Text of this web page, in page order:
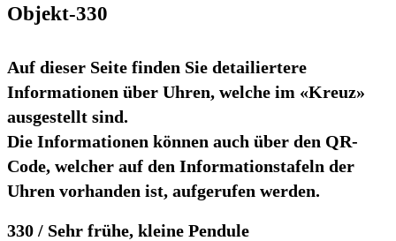
Objekt-330
Auf dieser Seite finden Sie detailiertere
Informationen über Uhren, welche im «Kreuz»
ausgestellt sind.
Die Informationen können auch über den QR-
Code, welcher auf den Informationstafeln der
Uhren vorhanden ist, aufgerufen werden.
330 / Sehr frühe, kleine Pendule